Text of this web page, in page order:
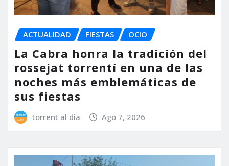
ACTUALIDAD FIESTAS OCIO
La Cabra honra la tradición del
rossejat torrentí en una de las
noches más emblemáticas de
sus fiestas
torrent al dia Ago 7, 2026